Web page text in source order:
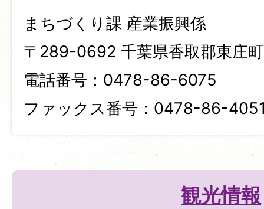
まちづくり課 産業振興係
〒289-0692 千葉県香取郡東庄
電話番号：0478-86-6075
ファックス番号：0478-86-
観光情報